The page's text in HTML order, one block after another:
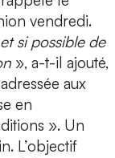
vendredi.
si possible de
», a-t-il ajouté,
aux
en
». Un
L’objectif